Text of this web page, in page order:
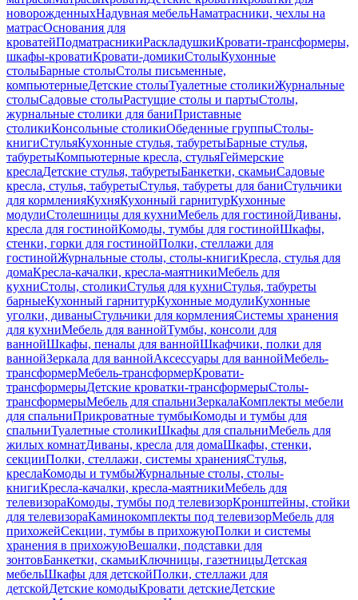
новорожденныхНадувная мебельНаматрасники, чехлы на
матрасОснования для
кроватейПодматрасникиРаскладушкиКровати-трансформеры,
шкафы-кроватиКровати-домикиСтолыКухонные
столыБарные столыСтолы письменные,
компьютерныеДетские столыТуалетные столикиЖурнальные
столыСадовые столыРастущие столы и партыСтолы,
журнальные столики для баниПриставные
столикиКонсольные столикиОбеденные группыСтолы-
книгиСтульяКухонные стулья, табуретыБарные стулья,
табуретыКомпьютерные кресла, стульяГеймерские
креслаДетские стулья, табуретыБанкетки, скамьиСадовые
кресла, стулья, табуретыСтулья, табуреты для баниСтульчики
для кормленияКухняКухонный гарнитурКухонные
модулиСтолешницы для кухниМебель для гостинойДиваны,
кресла для гостинойКомоды, тумбы для гостинойШкафы,
стенки, горки для гостинойПолки, стеллажи для
гостинойЖурнальные столы, столы-книгиКресла, стулья для
домаКресла-качалки, кресла-маятникиМебель для
кухниСтолы, столикиСтулья для кухниСтулья, табуреты
барныеКухонный гарнитурКухонные модулиКухонные
уголки, диваныСтульчики для кормленияСистемы хранения
для кухниМебель для ваннойТумбы, консоли для
ваннойШкафы, пеналы для ваннойШкафчики, полки для
ваннойЗеркала для ваннойАксессуары для ваннойМебель-
трансформерМебель-трансформерКровати-
трансформерыДетские кроватки-трансформерыСтолы-
трансформерыМебель для спальниЗеркалаКомплекты мебели
для спальниПрикроватные тумбыКомоды и тумбы для
спальниТуалетные столикиШкафы для спальниМебель для
жилых комнатДиваны, кресла для домаШкафы, стенки,
секцииПолки, стеллажи, системы храненияСтулья,
креслаКомоды и тумбыЖурнальные столы, столы-
книгиКресла-качалки, кресла-маятникиМебель для
телевизораКомоды, тумбы под телевизорКронштейны, стойки
для телевизораКаминокомплекты под телевизорМебель для
прихожейСекции, тумбы в прихожуюПолки и системы
хранения в прихожуюВешалки, подставки для
зонтовБанкетки, скамьиКлючницы, газетницыДетская
мебельШкафы для детскойПолки, стеллажи для
детскойДетские комодыКровати детскиеДетские